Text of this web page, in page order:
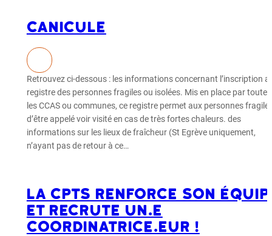
canicule
Retrouvez ci-dessous : les informations concernant l’inscription
registre des personnes fragiles ou isolées. Mis en place par toutes
les CCAS ou communes, ce registre permet aux personnes
d’être appelé voir visité en cas de très fortes chaleurs. des
informations sur les lieux de fraîcheur (St Egrève uniquement,
n’ayant pas de retour à ce…
La CPTS renforce son
et recrute un.e
coordinatrice.eur !